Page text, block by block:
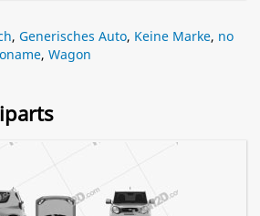
, Generisches Auto, Keine Marke, no
, Wagon